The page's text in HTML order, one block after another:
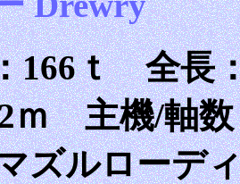
166ｔ 全長
ｍ 主機/軸
ズルローデ